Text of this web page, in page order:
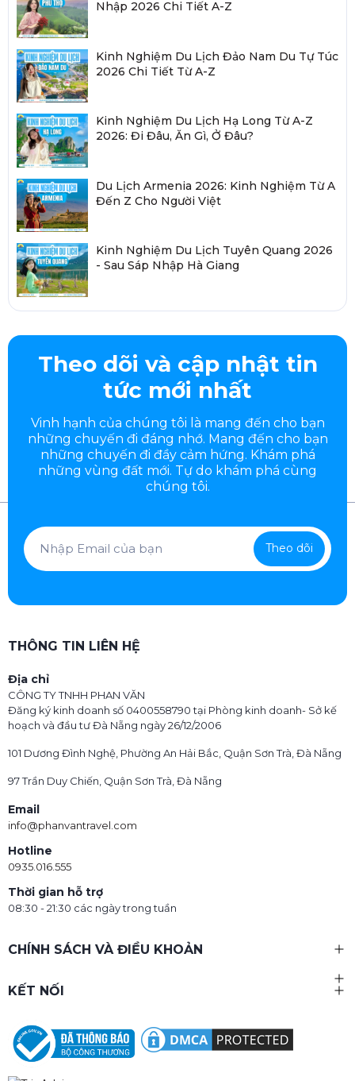
Nhập 2026 Chi Tiết A-Z
Kinh Nghiệm Du Lịch Đảo Nam Du Tự Túc
2026 Chi Tiết Từ A-Z
Kinh Nghiệm Du Lịch Hạ Long Từ A-Z
2026: Đi Đâu, Ăn Gì, Ở Đâu?
Du Lịch Armenia 2026: Kinh Nghiệm Từ A
Đến Z Cho Người Việt
Kinh Nghiệm Du Lịch Tuyên Quang 2026
- Sau Sáp Nhập Hà Giang
Theo dõi và cập nhật tin
tức mới nhất
Vinh hạnh của chúng tôi là mang đến cho bạn
những chuyến đi đáng nhớ. Mang đến cho bạn
những chuyến đi đầycảm hứng. Khám phá
những vùng đất mới. Tự do khám phá cùng
chúng tôi.
Theo dõi
THÔNG TIN LIÊN HỆ
Địa chỉ
CÔNG TY TNHH PHAN VĂN
Đăng ký kinh doanh số 0400558790 tại Phòng kinh doanh- Sở kế
hoạch và đầu tư Đà Nẵng ngày 26/12/2006
101 Dương Đình Nghệ, Phường An Hải Bắc, Quận Sơn Trà, Đà Nẵng
97 Trần Duy Chiến, Quận Sơn Trà, Đà Nẵng
Email
info@phanvantravel.com
Hotline
0935.016.555
Thời gian hỗ trợ
08:30 - 21:30 các ngày trong tuần
CHÍNH SÁCH VÀ ĐIỀU KHOẢN
KẾT NỐI